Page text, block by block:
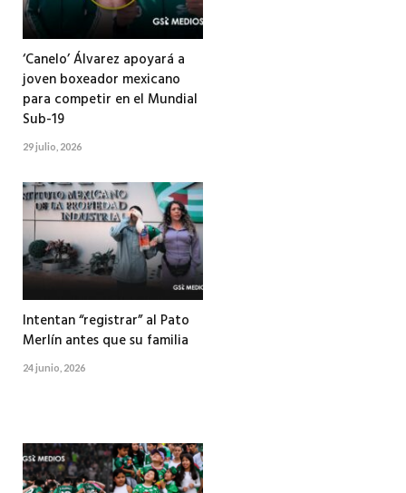
‘Canelo’ Álvarez apoyará a
joven boxeador mexicano
para competir en el Mundial
Sub-19
29 julio, 2026
Intentan “registrar” al Pato
Merlín antes que su familia
24 junio, 2026